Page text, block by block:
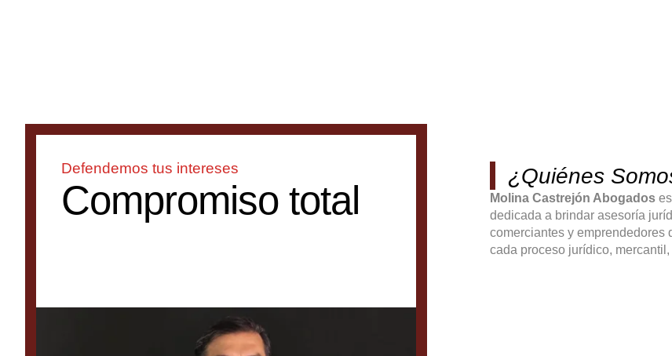
Defendemos tus intereses
Compromiso total
¿Quiénes
Molina Castrejón Abogados
dedicada a brindar asesoría
comerciantes y emprendedores
cada proceso jurídico,